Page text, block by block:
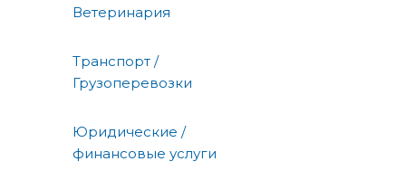
Ветеринария
Транспорт /
Грузоперевозки
Юридические /
финансовые услуги